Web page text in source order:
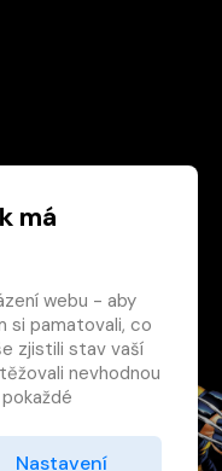
již
má
webu - aby
si pamatovali, co
zjistili stav vaší
nevhodnou
se
Nastavení